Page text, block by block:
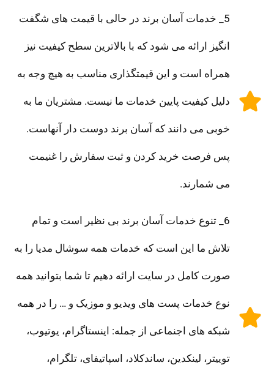
5_ خدمات آسان برند در حالی با قیمت های شگفت
انگیز ارائه می شود که با بالاترین سطح کیفیت نیز
همراه است و این قیمتگذاری مناسب به هیچ وجه به
دلیل کیفیت پایین خدمات ما نیست. مشتریان ما به
خوبی می دانند که آسان برند دوست دار آنهاست.
پس فرصت خرید کردن و ثبت سفارش را غنیمت
می شمارند.
6_ تنوع خدمات آسان برند بی نظیر است و تمام
تلاش ما این است که خدمات همه سوشال مدیا را به
صورت کامل در سایت ارائه دهیم تا شما بتوانید همه
نوع خدمات پست های ویدیو و موزیک و … را در همه
شبکه های اجنماعی از جمله: اینستاگرام، یوتیوب،
توییتر، لینکدین، ساندکلاد، اسپاتیفای، تلگرام،